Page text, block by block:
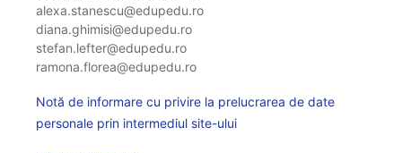
alexa.stanescu@edupedu.ro
diana.ghimisi@edupedu.ro
stefan.lefter@edupedu.ro
ramona.florea@edupedu.ro
Notă de informare cu privire la prelucrarea de date
personale prin intermediul site-ului